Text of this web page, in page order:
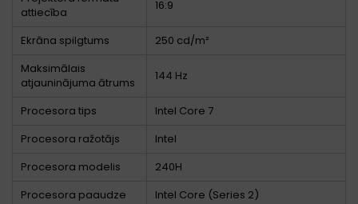
attiecība
16:9
Ekrāna spilgtums
250 cd/m²
Maksimālais
atjauninājuma ātrums
144 Hz
Procesora tips
Intel Core 7
Procesora ražotājs
Intel
Procesora modelis
240H
Procesora paaudze
Intel Core (Series 2)